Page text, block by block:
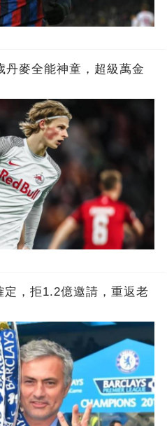
丹麥全能神童，超級萬金
，拒1.2億邀請，重返老